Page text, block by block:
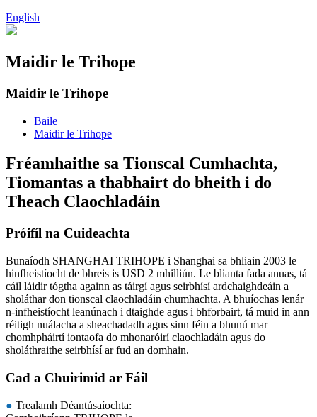
English
Maidir le Trihope
Maidir le Trihope
Baile
Maidir le Trihope
Fréamhaithe sa Tionscal Cumhachta,
Tiomantas a thabhairt do bheith i do
Theach Claochladáin
Próifíl na Cuideachta
Bunaíodh SHANGHAI TRIHOPE i Shanghai sa bhliain 2003 le
hinfheistíocht de bhreis is USD 2 mhilliún. Le blianta fada anuas, tá
cáil láidir tógtha againn as táirgí agus seirbhísí ardchaighdeáin a
sholáthar don tionscal claochladáin chumhachta. A bhuíochas lenár
n-infheistíocht leanúnach i dtaighde agus i bhforbairt, tá muid in ann
réitigh nuálacha a sheachadadh agus sinn féin a bhunú mar
chomhpháirtí iontaofa do mhonaróirí claochladáin agus do
sholáthraithe seirbhísí ar fud an domhain.
Cad a Chuirimid ar Fáil
● Trealamh Déantúsaíochta: